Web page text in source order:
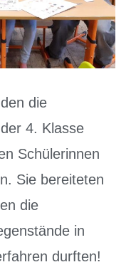
die
4. Klasse
Schülerinnen
Sie bereiteten
die
in
durften!